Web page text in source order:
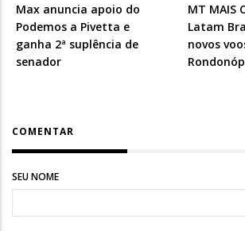
Max anuncia apoio do
Podemos a Pivetta e
ganha 2ª suplência de
senador
MT MAIS
Latam
novos
COMENTAR
SEU NOME